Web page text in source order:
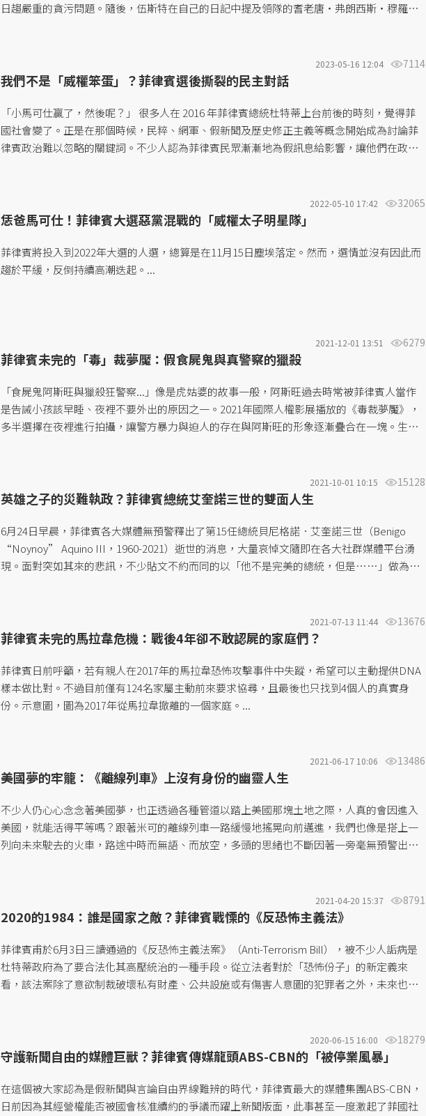
日趨嚴重的貪污問題。隨後，伍斯特在自己的日記中提及領隊的耆老唐・弗朗西斯・穆羅
2023-05-16 12:04 7114
我們不是「威權笨蛋」？菲律賓選後撕裂的民主對話
「小馬可仕贏了，然後呢？」 很多人在 2016 年菲律賓總統杜特蒂上台前後的時刻，覺得菲
國社會變了。正是在那個時候，民粹、網軍、假新聞及歷史修正主義等概念開始成為討論菲
律賓政治難以忽略的關鍵詞。不少人認為菲律賓民眾漸漸地為假訊息給影響，讓他們在政治
2022-05-10 17:42 32065
恁爸馬可仕！菲律賓大選惡黨混戰的「威權太子明星隊」
菲律賓將投入到2022年大選的人選，總算是在11月15日塵埃落定。然而，選情並沒有因此而
趨於平緩，反倒持續高潮迭起。...
2021-12-01 13:51 6279
菲律賓未完的「毒」裁夢魘：假食屍鬼與真警察的獵殺
「食屍鬼阿斯旺與獵殺狂警察...」像是虎姑婆的故事一般，阿斯旺過去時常被菲律賓人當作
是告誡小孩該早睡、夜裡不要外出的原因之一。2021年國際人權影展播放的《毒裁夢魘》，
多半選擇在夜裡進行拍攝，讓警方暴力與迫人的存在與阿斯旺的形象逐漸疊合在一塊。生活
2021-10-01 10:15 15128
英雄之子的災難執政？菲律賓總統艾奎諾三世的雙面人生
6月24日早晨，菲律賓各大媒體無預警釋出了第15任總統貝尼格諾．艾奎諾三世（Benigo
“Noynoy” Aquino III，1960-2021）逝世的消息，大量哀悼文隨即在各大社群媒體平台湧
現。面對突如其來的悲訊，不少貼文不約而同的以「他不是完美的總統，但是……」做為起
陣營實際上面對的挑戰。這也使得這樣的起手式，成為了我們得以進一步認識艾奎諾與持續
變遷中的菲律賓社會的一個起始點。...
2021-07-13 11:44 13676
菲律賓未完的馬拉韋危機：戰後4年卻不敢認屍的家庭們？
菲律賓日前呼籲，若有親人在2017年的馬拉韋恐怖攻擊事件中失蹤，希望可以主動提供DNA
樣本做比對。不過目前僅有124名家屬主動前來要求協尋，且最後也只找到4個人的真實身
份。示意圖，圖為2017年從馬拉韋撤離的一個家庭。...
2021-06-17 10:06 13486
美國夢的牢籠：《離線列車》上沒有身份的幽靈人生
不少人仍心心念念著美國夢，也正透過各種管道以踏上美國那塊土地之際，人真的會因進入
美國，就能活得平等嗎？跟著米可的離線列車一路緩慢地搖晃向前邁進，我們也像是搭上一
列向未來駛去的火車，路途中時而無語、而放空，多頭的思緒也不斷因著一旁毫無預警出現
2021-04-20 15:37 8791
2020的1984：誰是國家之敵？菲律賓戰慄的《反恐怖主義法》
菲律賓甫於6月3日三讀通過的《反恐怖主義法案》（Anti-Terrorism Bill），被不少人詬病是
杜特蒂政府為了要合法化其高壓統治的一種手段。從立法者對於「恐怖份子」的新定義來
看，該法案除了意欲制裁破壞私有財產、公共設施或有傷害人意圖的犯罪者之外，未來也能
2020-06-15 16:00 18279
守護新聞自由的媒體巨獸？菲律賓傳媒龍頭ABS-CBN的「被停業風暴」
在這個被大家認為是假新聞與言論自由界線難辨的時代，菲律賓最大的媒體集團ABS-CBN，
日前因為其經營權能否被國會核准續約的爭議而躍上新聞版面，此事甚至一度激起了菲國社